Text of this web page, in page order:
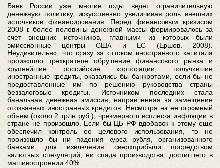
Банк России уже многие годы ведет ограничительную
денежную политику, искусственно увеличивая роль внешних
источников финансирования. Перед финансовым кризисом
2008 г. более половины денежной массы формировалось за
счет внешних источников, главными из которых были
эмиссионные центры США и ЕС (Ершов, 2008).
Неудивительно, что сразу за оттоком иностранного капитала
произошло трехкратное обрушение финансового рынка и
крупнейшие российские корпорации, получившие
иностранные кредиты, оказались бы банкротами, если бы не
предоставленные им по решению руководства страны
беззалоговые кредиты. Источником последних стала
банальная денежная эмиссия, направленная на замещение
отозванных иностранных кредитов. Несмотря на ее огромный
объем (около 2 трлн руб.), чрезмерного всплеска инфляции в
стране не произошло. Если бы ЦБ РФ вдобавок к этому еще
обеспечил контроль ее целевого использования, то не
произошло бы ни падения курса рубля, организованного
банками для извлечения сверхприбыли посредством
валютных спекуляций, ни спада производства, достигшего в
машиностроении 40%.